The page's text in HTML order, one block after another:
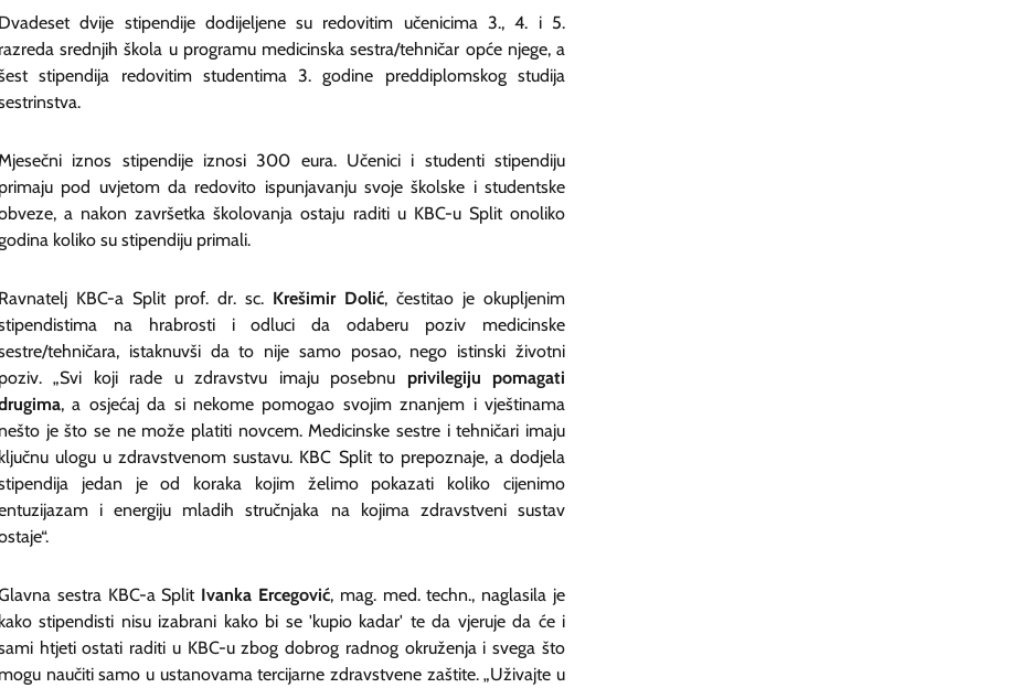
Dvadeset dvije stipendije dodijeljene su redovitim učenicima 3., 4. i 5.
razreda srednjih škola u programu medicinska sestra/tehničar opće njege, a
stipendija redovitim studentima 3. godine preddiplomskog studija
iznos stipendije iznosi 300 eura. Učenici i studenti stipendiju
primaju pod uvjetom da redovito ispunjavanju svoje školske i studentske
a nakon završetka školovanja ostaju raditi u KBC-u Split onoliko
koliko su stipendiju primali.
Ravnatelj KBC-a Split prof. dr. sc. Krešimir Dolić, čestitao je okupljenim
na hrabrosti i odluci da odaberu poziv medicinske
tehničara, istaknuvši da to nije samo posao, nego istinski životni
poziv. „Svi koji rade u zdravstvu imaju posebnu privilegiju pomagati
, a osjećaj da si nekome pomogao svojim znanjem i vještinama
nešto je što se ne može platiti novcem. Medicinske sestre i tehničari imaju
ključnu ulogu u zdravstvenom sustavu. KBC Split to prepoznaje, a dodjela
jedan je od koraka kojim želimo pokazati koliko cijenimo
i energiju mladih stručnjaka na kojima zdravstveni sustav
sestra KBC-a Split Ivanka Ercegović, mag. med. techn., naglasila je
kako stipendisti nisu izabrani kako bi se 'kupio kadar' te da vjeruje da će i
htjeti ostati raditi u KBC-u zbog dobrog radnog okruženja i svega što
mogu naučiti samo u ustanovama tercijarne zdravstvene zaštite. „Uživajte u